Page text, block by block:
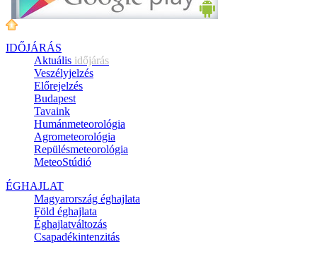
IDŐJÁRÁS
Aktuális időjárás
Veszélyjelzés
Előrejelzés
Budapest
Tavaink
Humánmeteorológia
Agrometeorológia
Repülésmeteorológia
MeteoStúdió
ÉGHAJLAT
Magyarország éghajlata
Föld éghajlata
Éghajlatváltozás
Csapadékintenzitás